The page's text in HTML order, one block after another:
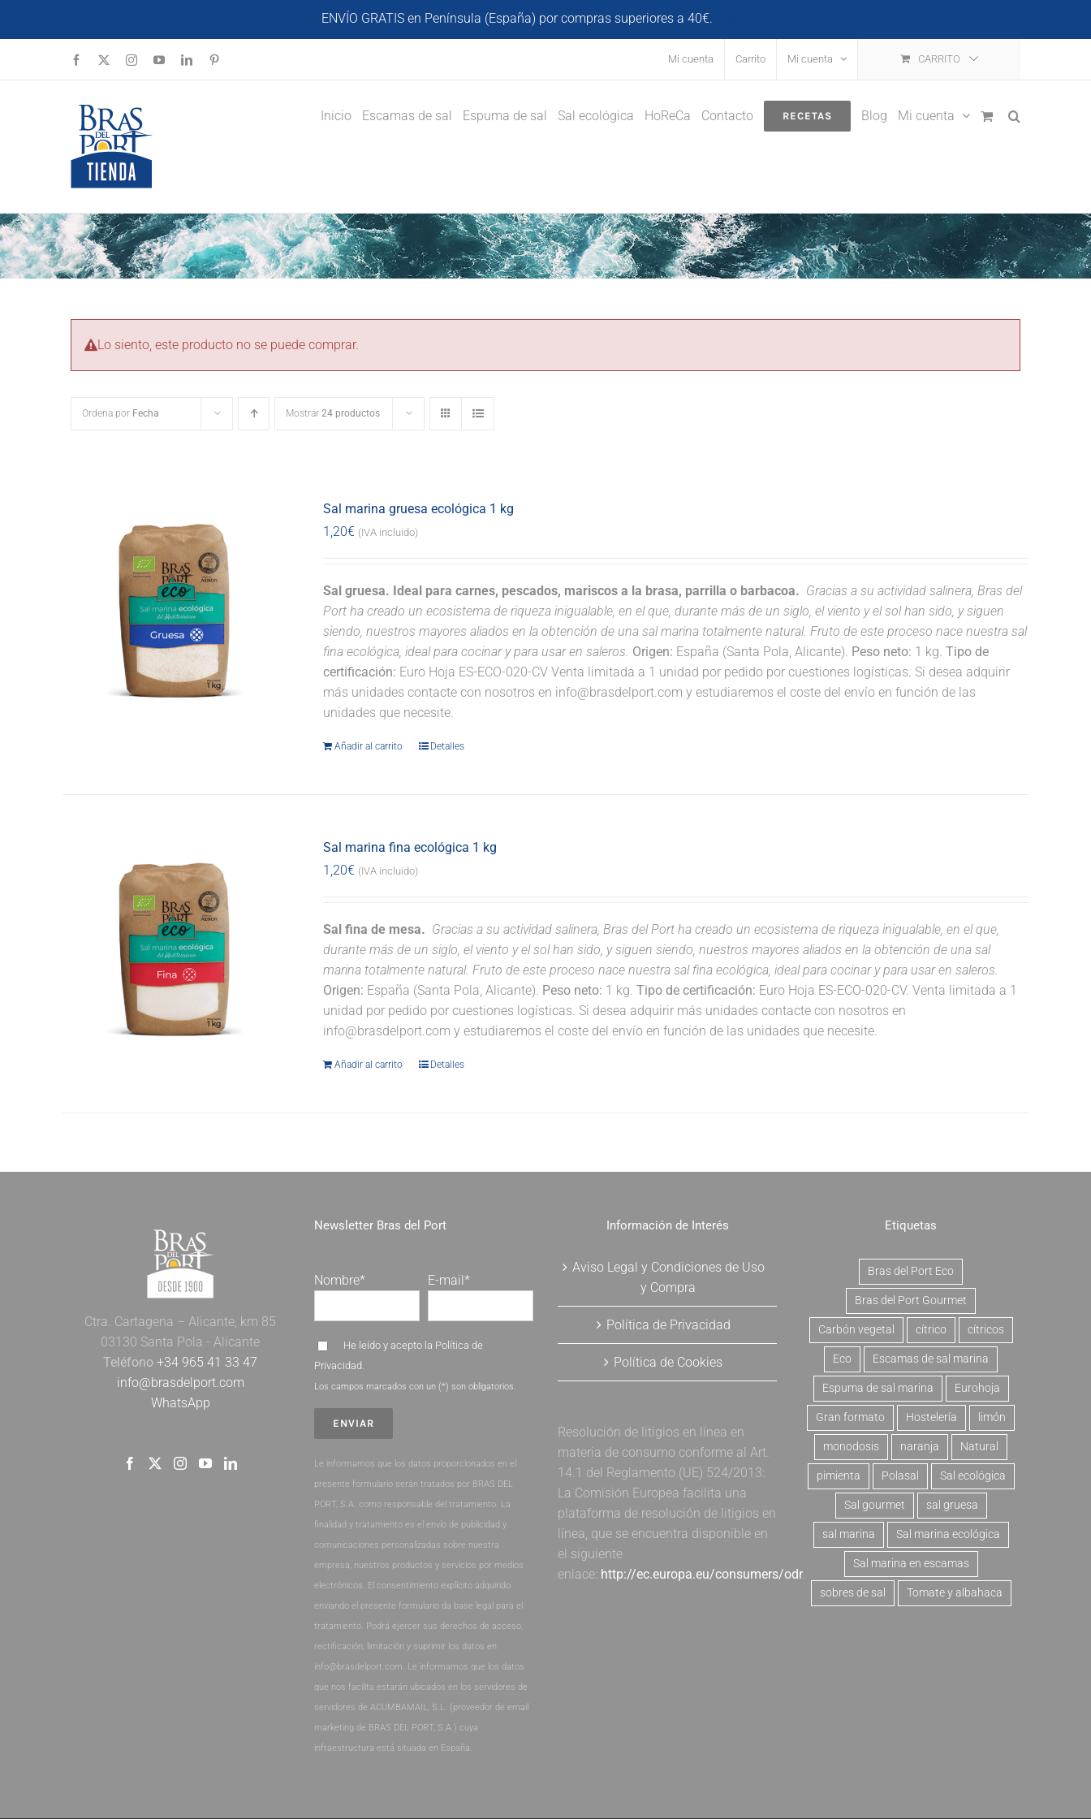
ENVÍO GRATIS en Península (España) por compras superiores a 40€.
Facebook InstagramYouTubeLinkedIn Mi cuenta Carrito Mi cuenta CARRITO
Inicio Escamas de sal Espuma de sal Sal ecológica HoReCa Contacto RECETAS Blog Mi cuenta
Lo siento, este producto no se puede comprar.
Ordena por Fecha Mostrar 24 productos
Sal marina gruesa ecológica 1 kg
1,20€ (IVA incluido)
Sal gruesa. Ideal para carnes, pescados, mariscos a la brasa, parrilla o barbacoa. Gracias a su actividad salinera, Bras del
Port ha creado un ecosistema de riqueza inigualable, en el que, durante más de un siglo, el viento y el sol han sido, y siguen
siendo, nuestros mayores aliados en la obtención de una sal marina totalmente natural. Fruto de este proceso nace nuestra sal
fina ecológica, ideal para cocinar y para usar en saleros. Origen: España (Santa Pola, Alicante). Peso neto: 1 kg.Tipo de
certificación: Euro Hoja ES-ECO-020-CV Venta limitada a 1 unidad por pedido por cuestiones logísticas. Si desea adquirir
más unidades contacte con nosotros en info@brasdelport.com y estudiaremos el coste del envío en función de las
unidades que necesite.
Añadir al carrito Detalles
Sal marina fina ecológica 1 kg
1,20€ (IVA incluido)
Sal fina de mesa. Gracias a su actividad salinera, Bras del Port ha creado un ecosistema de riqueza inigualable, en el que,
durante más de un siglo, el viento y el sol han sido, y siguen siendo, nuestros mayores aliados en la obtención de una sal
marina totalmente natural. Fruto de este proceso nace nuestra sal fina ecológica, ideal para cocinar y para usar en saleros.
Origen: España (Santa Pola, Alicante). Peso neto: 1 kg.Tipo de certificación: Euro Hoja ES-ECO-020-CV. Venta limitada a 1
unidad por pedido por cuestiones logísticas. Si desea adquirir más unidades contacte con nosotros en
info@brasdelport.com y estudiaremos el coste del envío en función de las unidades que necesite.
Añadir al carrito Detalles
Ctra. Cartagena – Alicante, km 85
03130 Santa Pola - Alicante
Teléfono +34 965 41 33 47
info@brasdelport.com
WhatsApp
Newsletter Bras del Port
Nombre* E-mail*
He leído y acepto la Política de
Privacidad.
Los campos marcados con un (*) son obligatorios.
Le informamos que los datos proporcionados en el
presente formulario serán tratados por BRAS DEL
PORT, S.A. como responsable del tratamiento. La
finalidad y tratamiento es el envío de publicidad y
comunicaciones personalizadas sobre nuestra
empresa, nuestros productos y servicios por medios
electrónicos. El consentimiento explícito adquirido
enviando el presente formulario da base legal para el
tratamiento. Podrá ejercer sus derechos de acceso,
rectificación, limitación y suprimir los datos en
info@brasdelport.com. Le informamos que los datos
que nos facilita estarán ubicados en los servidores de
servidores de ACUMBAMAIL, S.L. (proveedor de email
marketing de BRAS DEL PORT, S.A.) cuya
infraestructura está situada en España.
Información de Interés
Aviso Legal y Condiciones de Uso
y Compra
Política de Privacidad
Política de Cookies
Resolución de litigios en línea en
materia de consumo conforme al Art.
14.1 del Reglamento (UE) 524/2013:
La Comisión Europea facilita una
plataforma de resolución de litigios en
línea, que se encuentra disponible en
el siguiente
enlace: http://ec.europa.eu/consumers/odr.
Etiquetas
Bras del Port Eco
Bras del Port Gourmet
Carbón vegetal cítrico cítricos
Eco Escamas de sal marina
Espuma de sal marina Eurohoja
Gran formato Hostelería limón
monodosis naranja Natural
pimienta Polasal Sal ecológica
Sal gourmet sal gruesa
sal marina Sal marina ecológica
Sal marina en escamas
sobres de sal Tomate y albahaca